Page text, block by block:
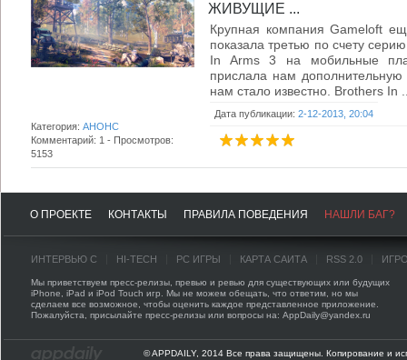
ЖИВУЩИЕ ...
Крупная компания Gameloft
показала третью по счету
In Arms 3 на мобильные
прислала нам
нам стало известно. Brothers In
Дата публикации: 2-12-2013, 20:04
Категория: АНОНС
Комментарий: 1 - Просмотров:
5153
О ПРОЕКТЕ КОНТАКТЫ ПРАВИЛА ПОВЕДЕНИЯ НАШЛИ БАГ?
ИНТЕРВЬЮ С HI-TECH PC ИГРЫ КАРТА САЙТА RSS 2.0
Мы приветствуем пресс-релизы, превью и ревью для существующих или будущих
iPhone, iPad и iPod Touch игр. Мы не можем обещать, что ответим, но мы
сделаем все возможное, чтобы оценить каждое представленное приложение.
Пожалуйста, присылайте пресс-релизы или вопросы на: AppDaily@yandex.ru
© APPDAILY, 2014 Все права защищены. Копирование и